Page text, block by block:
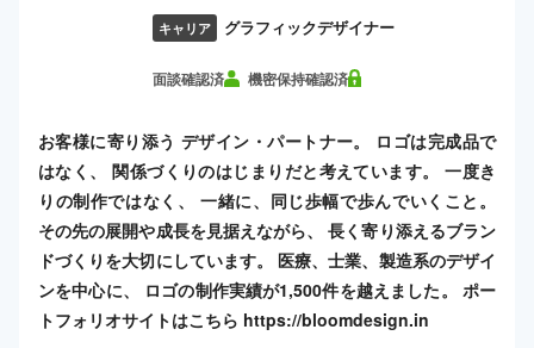
キャリア グラフィックデザイナー
面談確認済 機密保持確認済
お客様に寄り添う デザイン・パートナー。 ロゴは完成品で
はなく、 関係づくりのはじまりだと考えています。 一度き
りの制作ではなく、 一緒に、同じ歩幅で歩んでいくこと。
その先の展開や成長を見据えながら、 長く寄り添えるブラン
ドづくりを大切にしています。 医療、士業、製造系のデザイ
ンを中心に、 ロゴの制作実績が1,500件を越えました。 ポー
トフォリオサイトはこちら https://bloomdesign.in